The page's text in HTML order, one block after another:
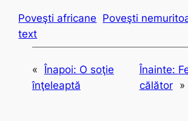
Poveşti africane Poveşti
text
« Înapoi: O soţie
înţeleaptă
Înainte:
călător
»